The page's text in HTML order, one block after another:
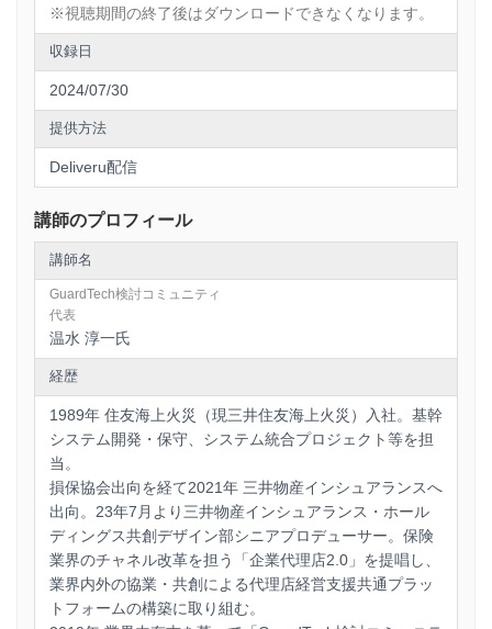
※視聴期間の終了後はダウンロードできなくなります。
収録日
2024/07/30
提供方法
Deliveru配信
講師のプロフィール
講師名
GuardTech検討コミュニティ
代表
温水 淳一氏
経歴
1989年 住友海上火災（現三井住友海上火災）入社。基幹
システム開発・保守、システム統合プロジェクト等を担
当。
損保協会出向を経て2021年 三井物産インシュアランスへ
出向。23年7月より三井物産インシュアランス・ホール
ディングス共創デザイン部シニアプロデューサー。保険
業界のチャネル改革を担う「企業代理店2.0」を提唱し、
業界内外の協業・共創による代理店経営支援共通プラッ
トフォームの構築に取り組む。